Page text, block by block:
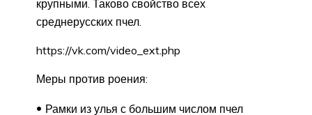
крупными. Таково свойство всех
среднерусских пчел.
https://vk.com/video_ext.php
Меры против роения:
Рамки из улья с большим числом пчел